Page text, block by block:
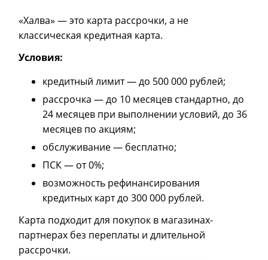
«Халва» — это карта рассрочки, а не
классическая кредитная карта.
Условия:
кредитный лимит — до 500 000 рублей;
рассрочка — до 10 месяцев стандартно, до
24 месяцев при выполнении условий, до 36
месяцев по акциям;
обслуживание — бесплатно;
ПСК — от 0%;
возможность рефинансирования
кредитных карт до 300 000 рублей.
Карта подходит для покупок в магазинах-
партнерах без переплаты и длительной
рассрочки.